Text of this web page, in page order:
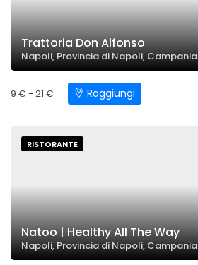
Trattoria Don Alfonso
Napoli, Provincia di Napoli, Campania
9 € - 21 € Raggiungi
RISTORANTE
Natoo | Healthy All The Way
Napoli, Provincia di Napoli, Campania